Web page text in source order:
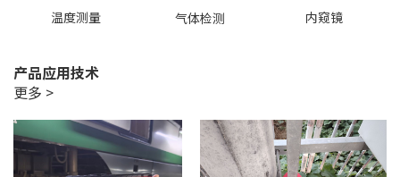
温度测量 气体检测 内窥镜
产品应用技术
更多 >